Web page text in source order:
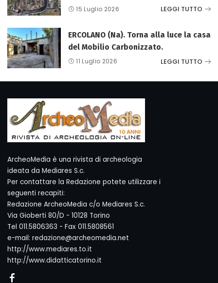
15 Luglio 2026 LEGGI TUTTO
ERCOLANO (Na). Torna alla luce la casa
del Mobilio Carbonizzato.
11 Luglio 2026 LEGGI TUTTO
ArcheoMedia è una rivista di archeologia
ideata da Mediares S.c.
Per contattare la Redazione potete utilizzare i
seguenti recapiti:
Redazione ArcheoMedia c/o Mediares S.c.
Via Gioberti 80/D - 10128 Torino
Tel 011.5806363 - Fax 011.5808561
e-mail: redazione@archeomedia.net
http://www.mediares.to.it
http://www.didatticatorino.it